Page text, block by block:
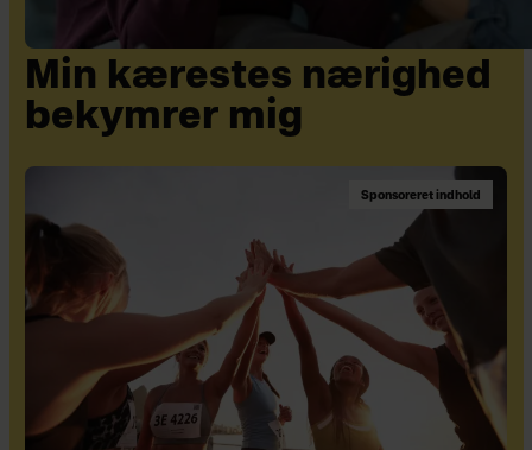
Min kærestes nærighed
bekymrer mig
Sponsoreret indhold